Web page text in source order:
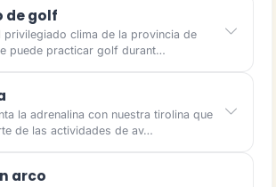
de golf
privilegiado clima de la provincia de
puede practicar golf durant…
la adrenalina con nuestra tirolina que
de las actividades de av…
arco